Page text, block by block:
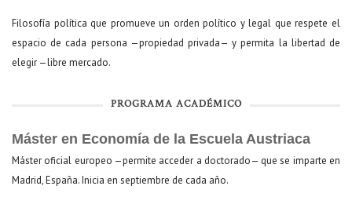
Filosofía política que promueve un orden político y legal que respete el
espacio de cada persona —propiedad privada— y permita la libertad de
elegir —libre mercado.
PROGRAMA ACADÉMICO
Máster en Economía de la Escuela Austriaca
Máster oficial europeo —permite acceder a doctorado— que se imparte en
Madrid, España. Inicia en septiembre de cada año.